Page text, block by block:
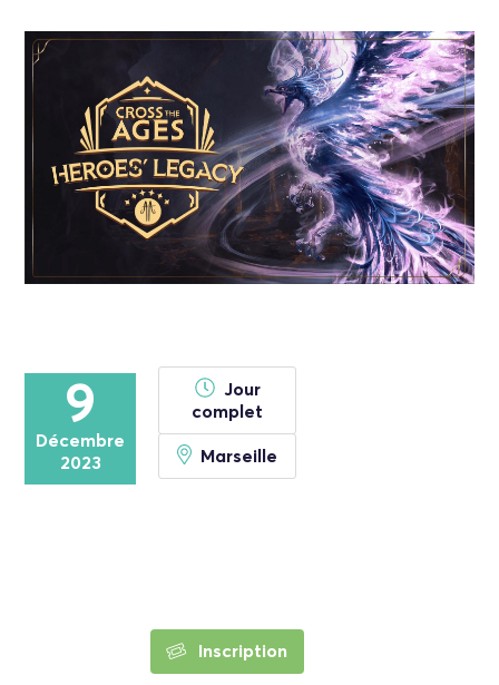
9
Décembre
2023
Jour
complet
Marseille
Inscription